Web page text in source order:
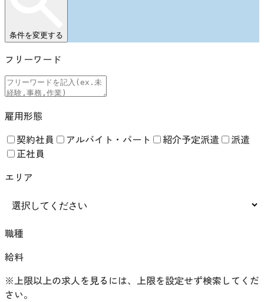
条件を変更する
フリーワード
雇用形態
契約社員 アルバイト・パート 紹介予定派遣
派遣
正社員
エリア
職種
給料
※上限以上の求人を見るには、上限を設定せず検索してくだ
さい。